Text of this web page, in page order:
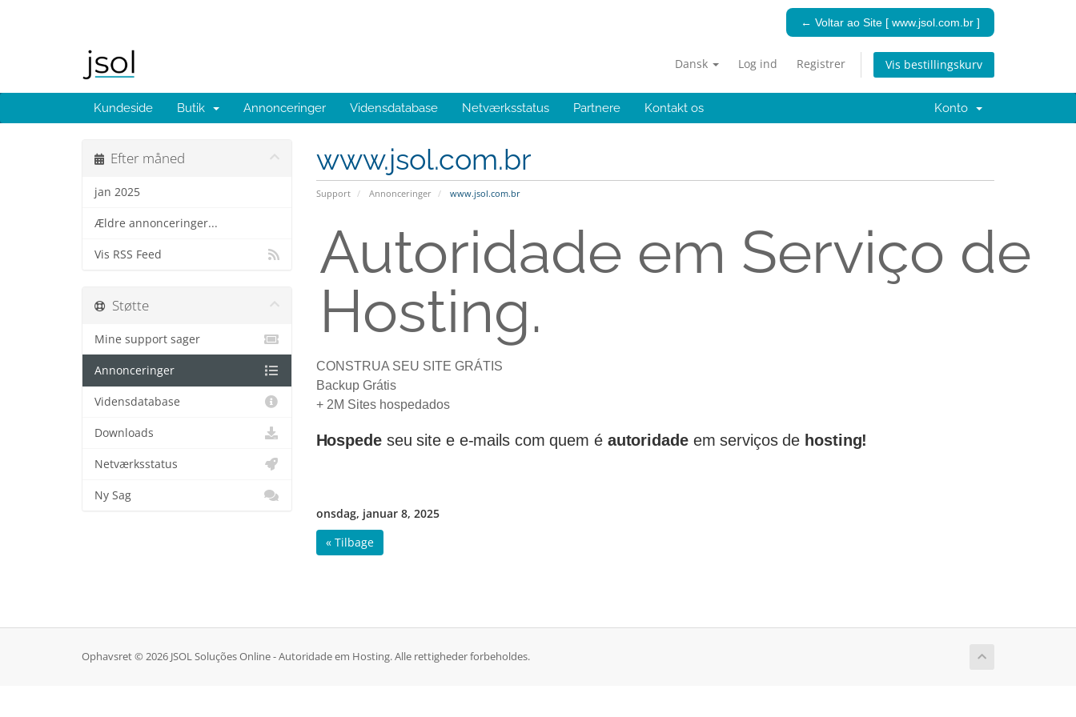
← Voltar ao Site [ www.jsol.com.br ]
Dansk Log ind Registrer Vis bestillingskurv
Kundeside Butik Annonceringer Vidensdatabase Netværksstatus Partnere Kontakt os Konto
www.jsol.com.br
Support Annonceringer www.jsol.com.br
Efter måned
jan 2025
Ældre annonceringer...
Vis RSS Feed
Autoridade em Serviço de
Hosting.
CONSTRUA SEU SITE GRÁTIS
Backup Grátis
+ 2M Sites hospedados
Hospedeseu site e e-mails com quem é autoridadeem serviços de hosting!
onsdag, januar 8, 2025
« Tilbage
Støtte
Mine support sager
Annonceringer
Vidensdatabase
Downloads
Netværksstatus
Ny Sag
Ophavsret © 2026 JSOL Soluções Online - Autoridade em Hosting. Alle rettigheder forbeholdes.